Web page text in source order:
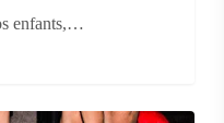
enfants,…